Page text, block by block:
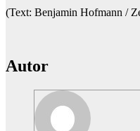
(Text: Benjamin Hofmann /
Autor